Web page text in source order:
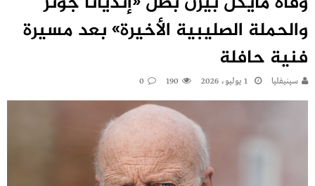
والحملة الصليبية الأخيرة» بعد مسيرة
فنية حافلة
سينيفليا 1 يوليو، 2026 190
0